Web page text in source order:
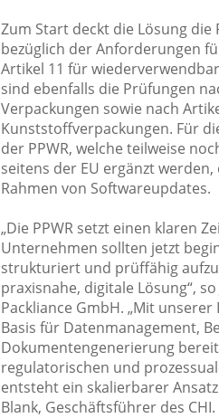
Zum Start deckt die Lösung die
bezüglich der Anforderungen
Artikel 11 für
sind ebenfalls die Prüfungen
Verpackungen sowie nach
Kunststoffverpackungen. Für
der PPWR, welche teilweise
seitens der EU ergänzt
Rahmen von Softwareupdates.
„Die PPWR setzt einen klaren
Unternehmen sollten jetzt
strukturiert und prüffähig
praxisnahe, digitale Lösung“,
Packliance GmbH. „Mit
Basis für Datenmanagement,
Dokumentengenerierung
regulatorischen und
entsteht ein skalierbarer
Blank, Geschäftsführer des CHI.